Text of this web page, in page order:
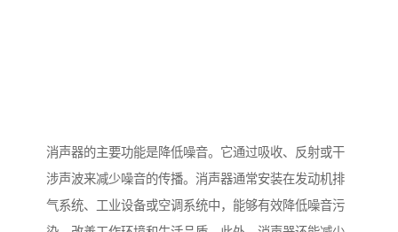
消声器的主要功能是降低噪音。它通过吸收、反射或干
涉声波来减少噪音的传播。消声器通常安装在发动机排
气系统、工业设备或空调系统中，能够有效降低噪音污